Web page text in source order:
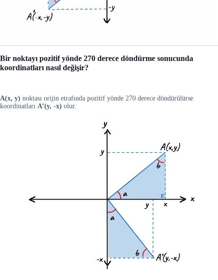
Bir noktayı pozitif yönde 270 derece döndürme sonucunda
koordinatları nasıl değişir?
A(x, y) noktası orijin etrafında pozitif yönde 270 derece döndürülürse
koordinatları A’(y, -x) olur.